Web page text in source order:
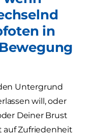
in
Untergrund
will, oder
Deiner Brust
auf Zufriedenheit